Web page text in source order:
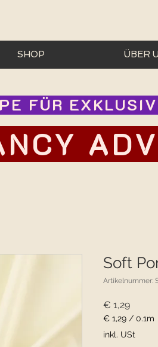
SHOP ÜBER
FÜR
Soft
Artikelnummer:
€ 1,29Preis
€ 1,29 / 0.1m
€ 1,29
inkl. USt